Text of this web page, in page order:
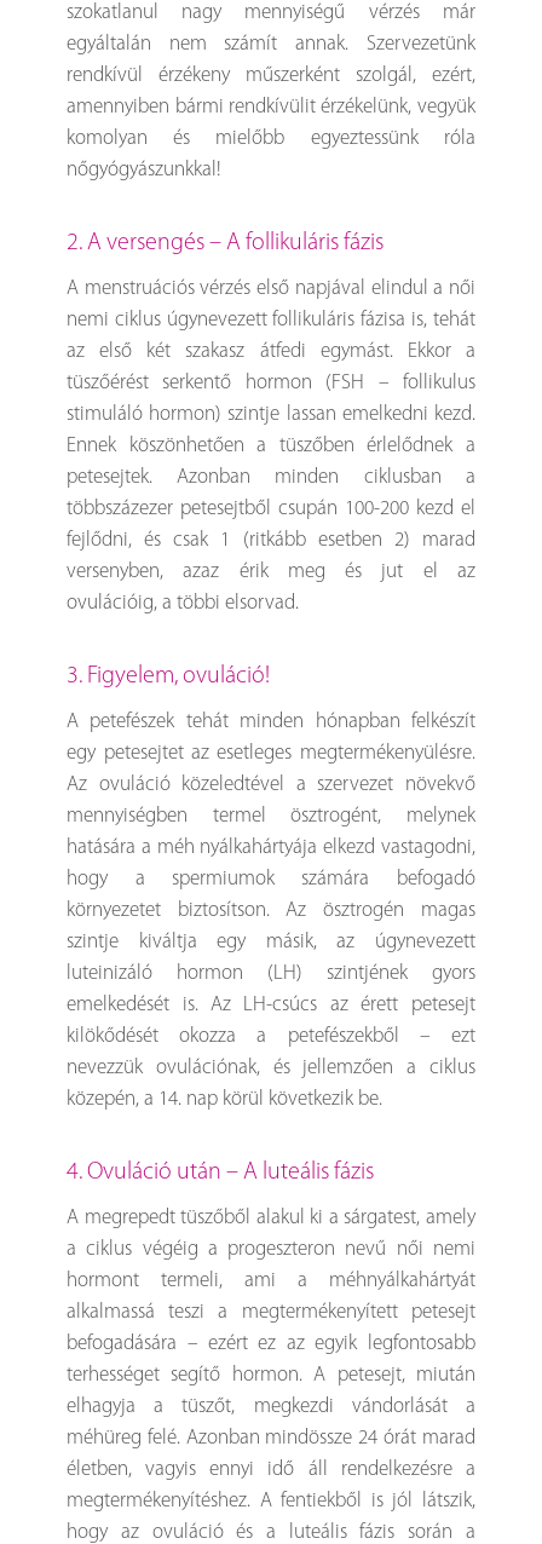
szokatlanul nagy mennyiségű vérzés már
egyáltalán nem számít annak. Szervezetünk
rendkívül érzékeny műszerként szolgál, ezért,
amennyiben bármi rendkívülit érzékelünk, vegyük
komolyan és mielőbb egyeztessünk róla
nőgyógyászunkkal!
2. A versengés – A follikuláris fázis
A menstruációs vérzés első napjával elindul a női
nemi ciklus úgynevezett follikuláris fázisa is, tehát
az első két szakasz átfedi egymást. Ekkor a
tüszőérést serkentő hormon (FSH – follikulus
stimuláló hormon) szintje lassan emelkedni kezd.
Ennek köszönhetően a tüszőben érlelődnek a
petesejtek. Azonban minden ciklusban a
többszázezer petesejtből csupán 100-200 kezd el
fejlődni, és csak 1 (ritkább esetben 2) marad
versenyben, azaz érik meg és jut el az
ovulációig, a többi elsorvad.
3. Figyelem, ovuláció!
A petefészek tehát minden hónapban felkészít
egy petesejtet az esetleges megtermékenyülésre.
Az ovuláció közeledtével a szervezet növekvő
mennyiségben termel ösztrogént, melynek
hatására a méh nyálkahártyája elkezd vastagodni,
hogy a spermiumok számára befogadó
környezetet biztosítson. Az ösztrogén magas
szintje kiváltja egy másik, az úgynevezett
luteinizáló hormon (LH) szintjének gyors
emelkedését is. Az LH-csúcs az érett petesejt
kilökődését okozza a petefészekből – ezt
nevezzük ovulációnak, és jellemzően a ciklus
közepén, a 14. nap körül következik be.
4. Ovuláció után – A luteális fázis
A megrepedt tüszőből alakul ki a sárgatest, amely
a ciklus végéig a progeszteron nevű női nemi
hormont termeli, ami a méhnyálkahártyát
alkalmassá teszi a megtermékenyített petesejt
befogadására – ezért ez az egyik legfontosabb
terhességet segítő hormon. A petesejt, miután
elhagyja a tüszőt, megkezdi vándorlását a
méhüreg felé. Azonban mindössze 24 órát marad
életben, vagyis ennyi idő áll rendelkezésre a
megtermékenyítéshez. A fentiekből is jól látszik,
hogy az ovuláció és a luteális fázis során a